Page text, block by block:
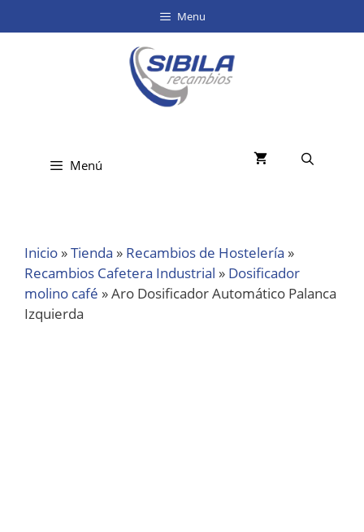
Menu
Menú
Inicio »Tienda » Recambios de Hostelería »
Recambios Cafetera Industrial » Dosificador
molino café »Aro Dosificador Automático Palanca
Izquierda